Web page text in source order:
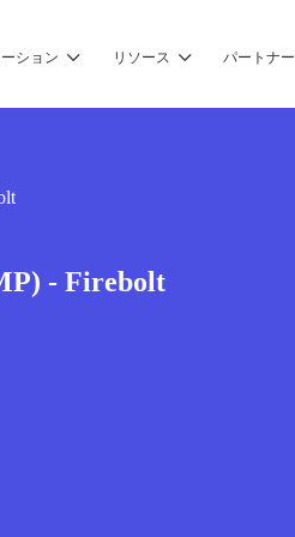
ション リソース パートナー
- Firebolt